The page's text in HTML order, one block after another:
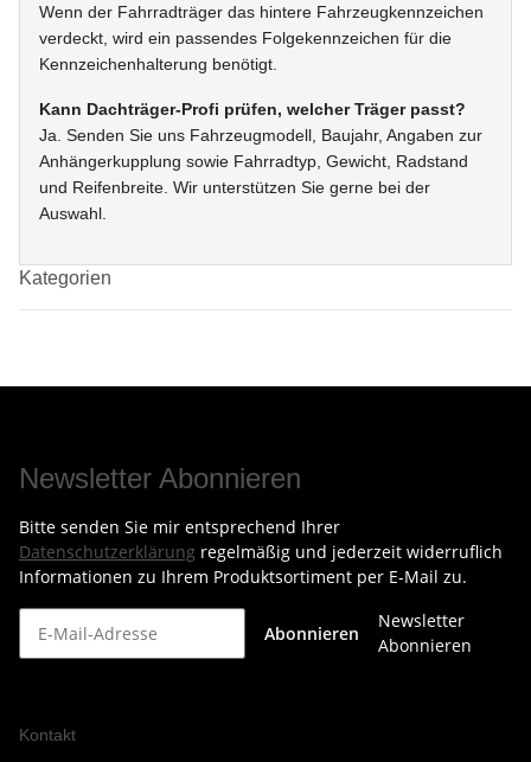
Wenn der Fahrradträger das hintere Fahrzeugkennzeichen
verdeckt, wird ein passendes Folgekennzeichen für die
Kennzeichenhalterung benötigt.
Kann Dachträger-Profi prüfen, welcher Träger passt?
Ja. Senden Sie uns Fahrzeugmodell, Baujahr, Angaben zur
Anhängerkupplung sowie Fahrradtyp, Gewicht, Radstand
und Reifenbreite. Wir unterstützen Sie gerne bei der
Auswahl.
Kategorien
Newsletter Abonnieren
Bitte senden Sie mir entsprechend Ihrer
Datenschutzerklärung regelmäßig und jederzeit widerruflich
Informationen zu Ihrem Produktsortiment per E-Mail zu.
Abonnieren
Newsletter
Abonnieren
Kontakt